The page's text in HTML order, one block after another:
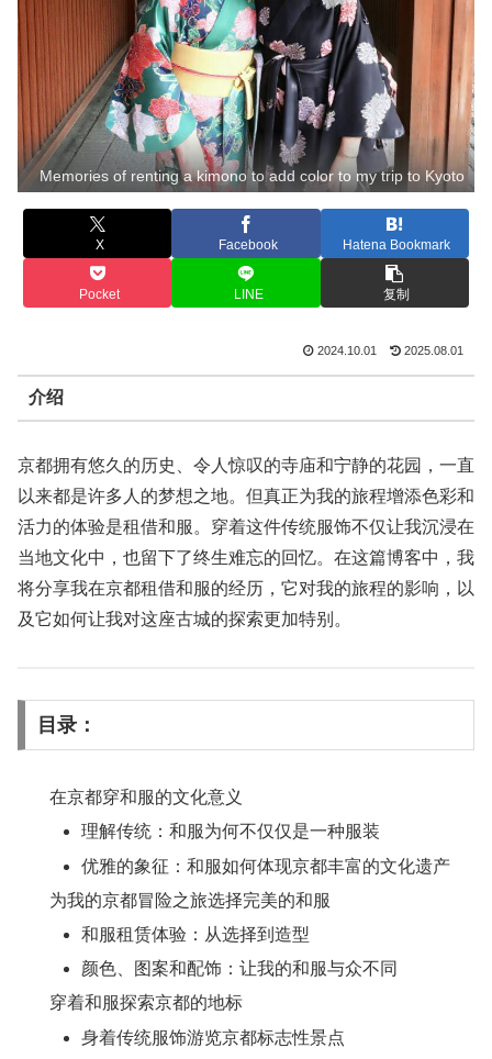
Memories of renting a kimono to add color to my trip to Kyoto
X Facebook Hatena Bookmark
Pocket LINE 复制
2024.10.01 2025.08.01
介绍
京都拥有悠久的历史、令人惊叹的寺庙和宁静的花园，一直
以来都是许多人的梦想之地。但真正为我的旅程增添色彩和
活力的体验是租借和服。穿着这件传统服饰不仅让我沉浸在
当地文化中，也留下了终生难忘的回忆。在这篇博客中，我
将分享我在京都租借和服的经历，它对我的旅程的影响，以
及它如何让我对这座古城的探索更加特别。
目录：
在京都穿和服的文化意义
理解传统：和服为何不仅仅是一种服装
优雅的象征：和服如何体现京都丰富的文化遗产
为我的京都冒险之旅选择完美的和服
和服租赁体验：从选择到造型
颜色、图案和配饰：让我的和服与众不同
穿着和服探索京都的地标
身着传统服饰游览京都标志性景点